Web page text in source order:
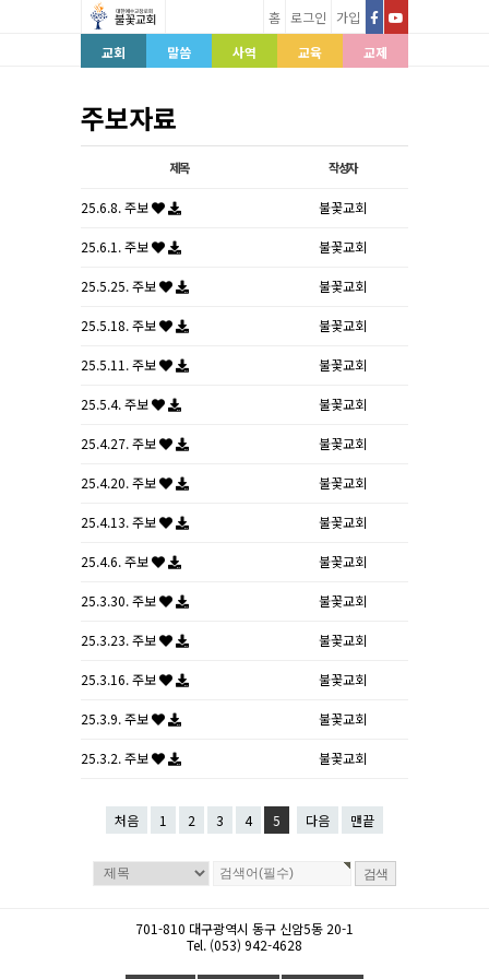
홈 로그인
가입
교회
말씀 사역 교육 교제
주보자료
제목 작성자
25.6.8. 주보 불꽃교회
25.6.1. 주보 불꽃교회
25.5.25. 주보 불꽃교회
25.5.18. 주보 불꽃교회
25.5.11. 주보 불꽃교회
25.5.4. 주보 불꽃교회
25.4.27. 주보 불꽃교회
25.4.20. 주보 불꽃교회
25.4.13. 주보 불꽃교회
25.4.6. 주보 불꽃교회
25.3.30. 주보 불꽃교회
25.3.23. 주보 불꽃교회
25.3.16. 주보 불꽃교회
25.3.9. 주보 불꽃교회
25.3.2. 주보 불꽃교회
처음 1 2 3 4 5 다음 맨끝
701-810 대구광역시 동구 신암5동 20-1
Tel. (053) 942-4628